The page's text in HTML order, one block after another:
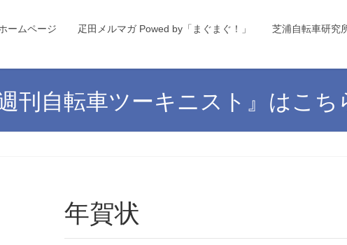
ームページ 疋田メルマガ Powed by「まぐまぐ！」 芝浦自転車研究
刊自転車ツーキニスト』はこち
年賀状